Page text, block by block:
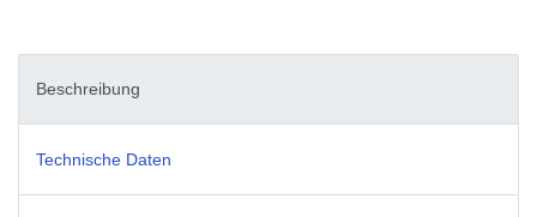
Beschreibung
Technische Daten